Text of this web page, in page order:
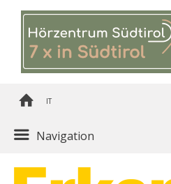
IT
Navigation